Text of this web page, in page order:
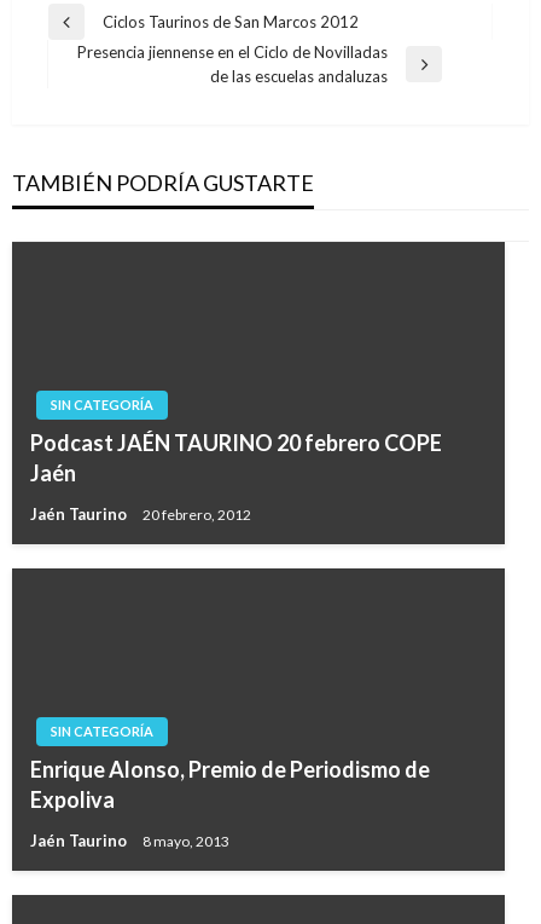
Navegación
Entrada
anterior
Ciclos Taurinos de San Marcos 2012
Presencia jiennense en el Ciclo de Novilladas
de las escuelas andaluzas
TAMBIÉN PODRÍA GUSTARTE
SIN CATEGORÍA
Podcast JAÉN TAURINO 20 febrero COPE
Jaén
Jaén Taurino 20 febrero, 2012
SIN CATEGORÍA
Enrique Alonso, Premio de Periodismo de
Expoliva
Jaén Taurino 8 mayo, 2013